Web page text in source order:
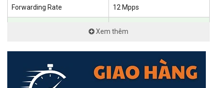
Forwarding Rate 12 Mpps
with adapter input
210W (Including PoE Output)
with 210W AC adapter input
Xem thêm